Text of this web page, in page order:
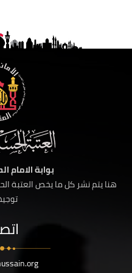
بوابة الامام
هنا يتم نشر كل ما يخص العتبة